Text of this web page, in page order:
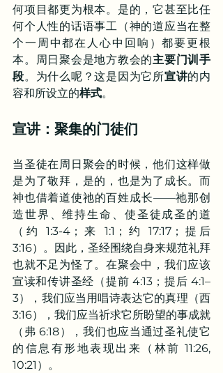
何项目都更为根本。是的，它甚至比任
何个人性的话语事工（神的道应当在整
个一周中都在人心中回响）都要更根
本。周日聚会是地方教会的主要门训手
段。为什么呢？这是因为它所宣讲的内
容和所设立的样式。
宣讲：聚集的门徒们
当圣徒在周日聚会的时候，他们这样做
是为了敬拜，是的，也是为了成长。而
神也借着道使祂的百姓成长——祂那创
造世界、维持生命、使圣徒成圣的道
（约 1:3-4；来 1:1；约 17:17；提后
3:16）。因此，圣经围绕自身来规范礼拜
也就不足为怪了。在聚会中，我们应该
宣读和传讲圣经（提前 4:13；提后 4:1–
3），我们应当用唱诗表达它的真理（西
3:16），我们应当祈求它所盼望的事成就
（弗 6:18），我们也应当通过圣礼使它
的信息有形地表现出来（林前 11:26,
10:21）。